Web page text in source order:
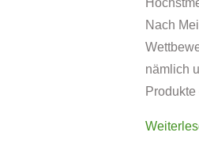
Nach
nämlich
Produkte